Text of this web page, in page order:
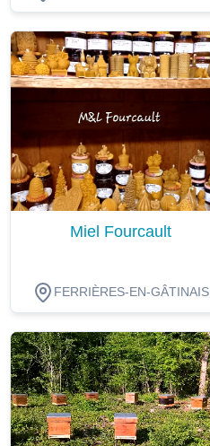
Dégustation
Miel Fourcault
FERRIÈRES-EN-GÂTINAIS
Dégustation